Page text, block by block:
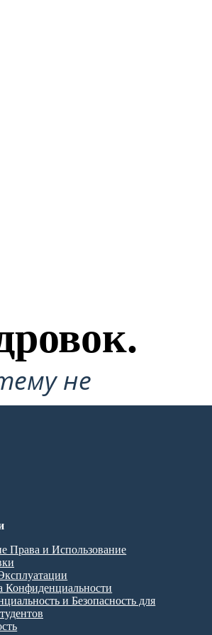
не
Права и Использование
Конфиденциальности
и Безопасность для